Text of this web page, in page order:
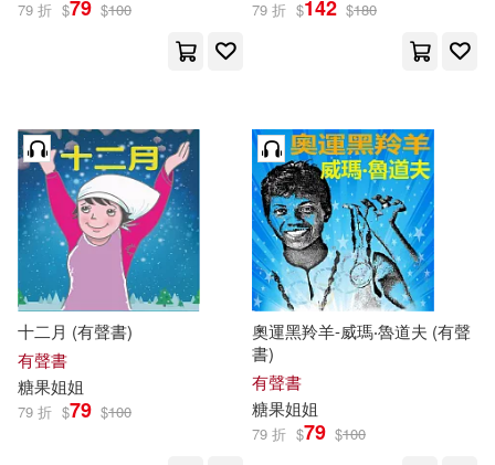
79 折 $79 $100 79 折 $142 $180
十二月 (有聲書)
有聲書
糖果姐姐
79 折 $79 $100
奧運黑羚羊-威瑪‧魯道夫 (有聲
書)
有聲書
糖果姐姐
79 折 $79 $100